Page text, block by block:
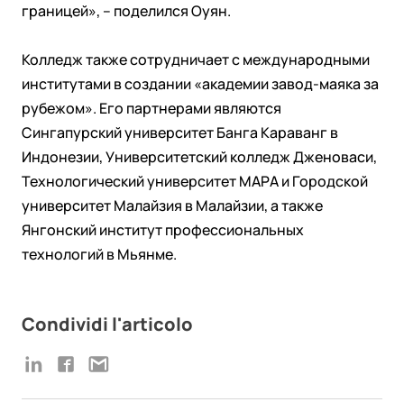
границей», – поделился Оуян.
Колледж также сотрудничает с международными
институтами в создании «академии завод-маяка за
рубежом». Его партнерами являются
Сингапурский университет Банга Караванг в
Индонезии, Университетский колледж Дженоваси,
Технологический университет МАРА и Городской
университет Малайзия в Малайзии, а также
Янгонский институт профессиональных
технологий в Мьянме.
Condividi l'articolo